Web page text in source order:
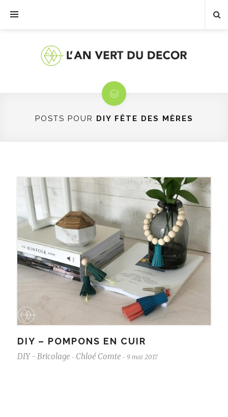
POSTS POUR DIY FÊTE DES MÈRES
DIY – POMPONS EN CUIR
DIY - Bricolage - Chloé Comte - 9 mai 2017